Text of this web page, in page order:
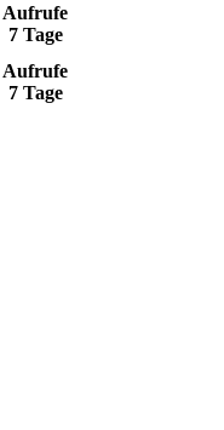
Aufrufe
7 Tage
Aufrufe
7 Tage